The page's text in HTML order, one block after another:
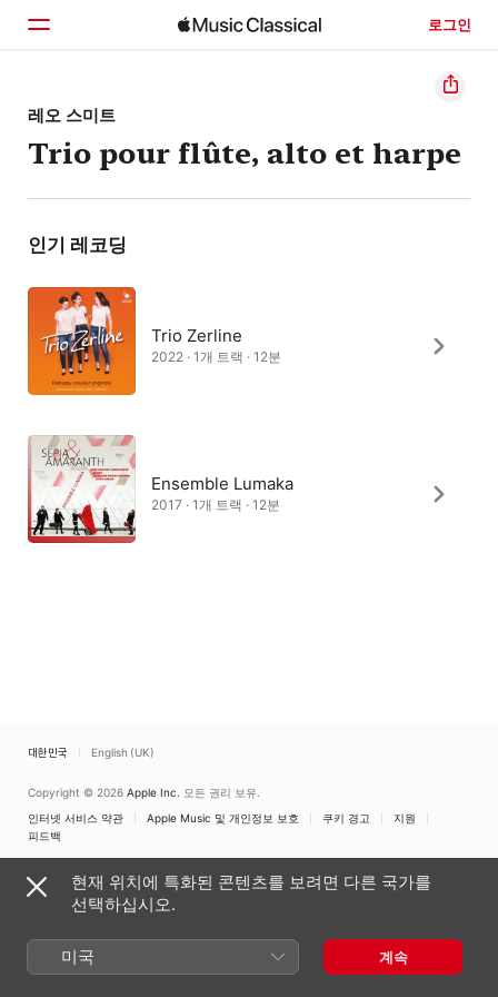
로그인
홈
둘러보기
검색
레오 스미트
Trio pour flûte, alto et harpe
인기 레코딩
Trio Zerline
2022 · 1개 트랙 · 12분
Ensemble Lumaka
2017 · 1개 트랙 · 12분
대한민국 English (UK)
Copyright © 2026 Apple Inc. 모든 권리 보유.
인터넷 서비스 약관
Apple Music 및 개인정보 보호 쿠키 경고
지원
피드백
현재 위치에 특화된 콘텐츠를 보려면 다른 국가를
선택하십시오.
미국 계속